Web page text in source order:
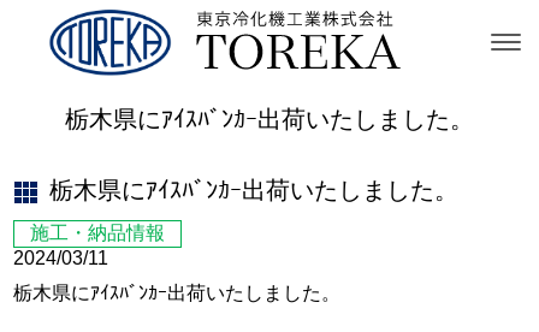
栃木県にｱｲｽﾊﾞﾝｶｰ出荷いたしました。
栃木県にｱｲｽﾊﾞﾝｶｰ出荷いたしました。
施工・納品情報
2024/03/11
栃木県にｱｲｽﾊﾞﾝｶｰ出荷いたしました。